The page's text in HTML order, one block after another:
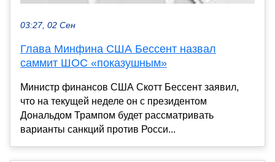
03:27, 02 Сен
Глава Минфина США Бессент назвал
саммит ШОС «показушным»
Министр финансов США Скотт Бессент заявил,
что на текущей неделе он с президентом
Дональдом Трампом будет рассматривать
варианты санкций против Росси...